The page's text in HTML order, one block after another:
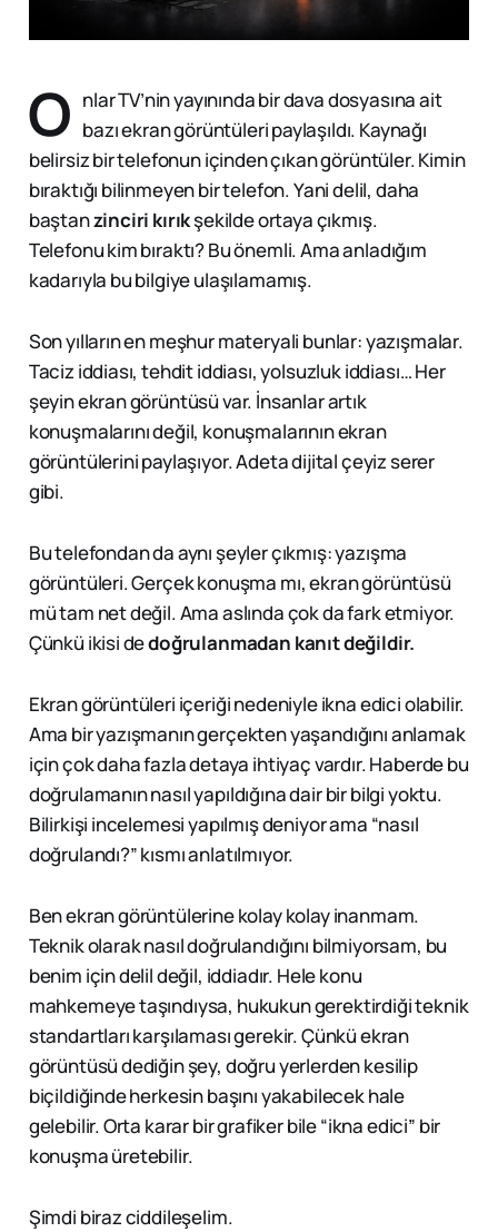
O nlar TV’nin yayınında bir dava dosyasına ait
bazı ekran görüntüleri paylaşıldı. Kaynağı
belirsiz bir telefonun içinden çıkan görüntüler. Kimin
bıraktığı bilinmeyen bir telefon. Yani delil, daha
baştanzinciri kırıkşekilde ortaya çıkmış.
Telefonu kim bıraktı? Bu önemli. Ama anladığım
kadarıyla bu bilgiye ulaşılamamış.
Son yılların en meşhur materyali bunlar: yazışmalar.
Taciz iddiası, tehdit iddiası, yolsuzluk iddiası… Her
şeyin ekran görüntüsü var. İnsanlar artık
konuşmalarını değil, konuşmalarının ekran
görüntülerini paylaşıyor. Adeta dijital çeyiz serer
gibi.
Bu telefondan da aynı şeyler çıkmış: yazışma
görüntüleri. Gerçek konuşma mı, ekran görüntüsü
mü tam net değil. Ama aslında çok da fark etmiyor.
Çünkü ikisi dedoğrulanmadan kanıt değildir.
Ekran görüntüleri içeriği nedeniyle ikna edici olabilir.
Ama bir yazışmanın gerçekten yaşandığını anlamak
için çok daha fazla detaya ihtiyaç vardır. Haberde bu
doğrulamanın nasıl yapıldığına dair bir bilgi yoktu.
Bilirkişi incelemesi yapılmış deniyor ama “nasıl
doğrulandı?” kısmı anlatılmıyor.
Ben ekran görüntülerine kolay kolay inanmam.
Teknik olarak nasıl doğrulandığını bilmiyorsam, bu
benim için delil değil, iddiadır. Hele konu
mahkemeye taşındıysa, hukukun gerektirdiği teknik
standartları karşılaması gerekir. Çünkü ekran
görüntüsü dediğin şey, doğru yerlerden kesilip
biçildiğinde herkesin başını yakabilecek hale
gelebilir. Orta karar bir grafiker bile “ikna edici” bir
konuşma üretebilir.
Şimdi biraz ciddileşelim.